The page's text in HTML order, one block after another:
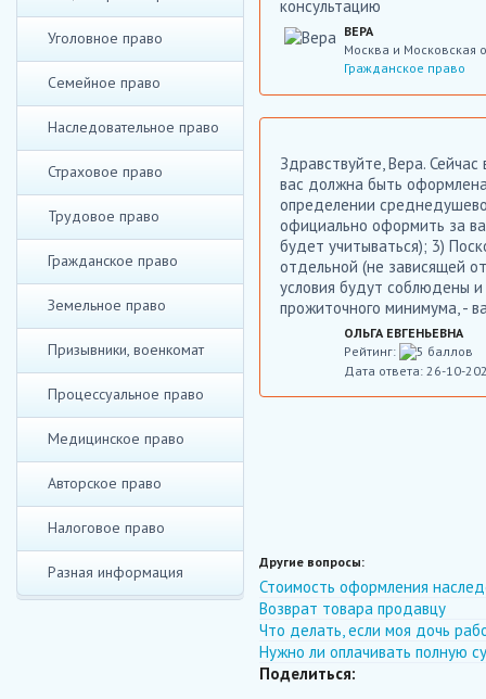
Уголовное право
Семейное право
Наследовательное право
Страховое право
Трудовое право
Гражданское право
Земельное право
Призывники, военкомат
Процессуальное право
Медицинское право
Авторское право
Налоговое право
Разная информация
консультацию
ВЕРА
Москва и Московская
Гражданское право
Здравствуйте, Вера.
вас должна быть
определении
официально оформить за
будет учитываться); 3)
отдельной (не зависящей
условия будут соблюдены
прожиточного минимума, -
ОЛЬГА ЕВГЕНЬЕВНА
Рейтинг:
Дата ответа: 26-10-
Другие вопросы:
Стоимость оформления
Возврат товара продавцу
Что делать, если моя дочь
Нужно ли оплачивать полную
Поделиться: